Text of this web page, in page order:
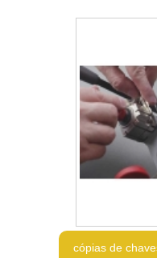
cópias de